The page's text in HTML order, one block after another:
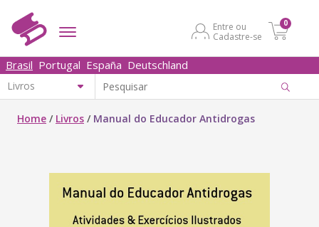
Entre ou
Cadastre-se
0
Brasil Portugal España Deutschland
Home / Livros / Manual do Educador Antidrogas